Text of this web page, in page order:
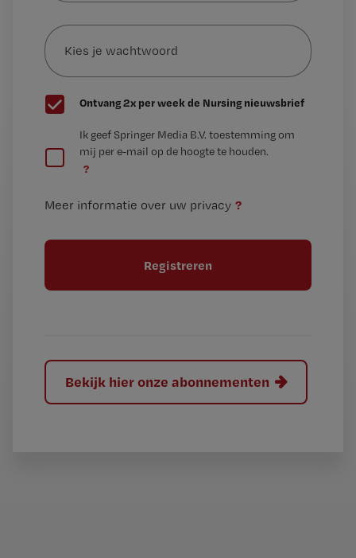
mailadres?
Kies
je
wachtwoord
G
e
t
Ontvang 2x per week de Nursing nieuwsbrief
e
t
l
Ik geef Springer Media B.V. toestemming om
mij per e-mail op de hoogte te houden.
?
Meer informatie over uw privacy ?
Bekijk hier onze abonnementen